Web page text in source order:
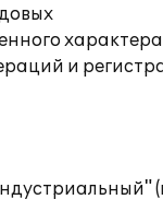
характера
и